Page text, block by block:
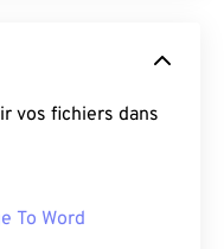
vos fichiers dans
To Word